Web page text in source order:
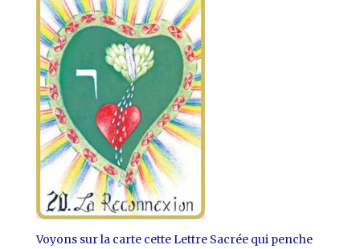
Voyons sur la carte cette Lettre Sacrée qui penche